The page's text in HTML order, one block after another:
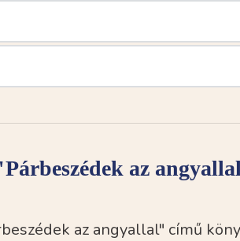
ben
az
az angyallal" című